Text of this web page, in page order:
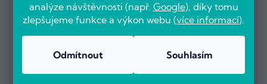
analýze návštěvnosti (např. Google), díky tomu
zlepšujeme funkce a výkon webu (více informací).
Odmítnout Souhlasím
info@pocitarna.cz
534 009 009